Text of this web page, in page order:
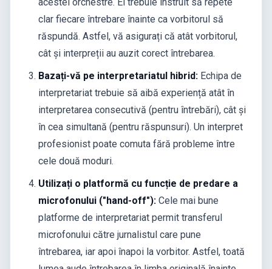
clar fiecare întrebare înainte ca vorbitorul să
răspundă. Astfel, vă asigurați că atât vorbitorul,
cât și interpreții au auzit corect întrebarea.
Bazați-vă pe interpretariatul hibrid: Echipa de
interpretariat trebuie să aibă experiență atât în
interpretarea consecutivă (pentru întrebări), cât și
în cea simultană (pentru răspunsuri). Un interpret
profesionist poate comuta fără probleme între
cele două moduri.
Utilizați o platformă cu funcție de predare a
microfonului ("hand-off"): Cele mai bune
platforme de interpretariat permit transferul
microfonului către jurnalistul care pune
întrebarea, iar apoi înapoi la vorbitor. Astfel, toată